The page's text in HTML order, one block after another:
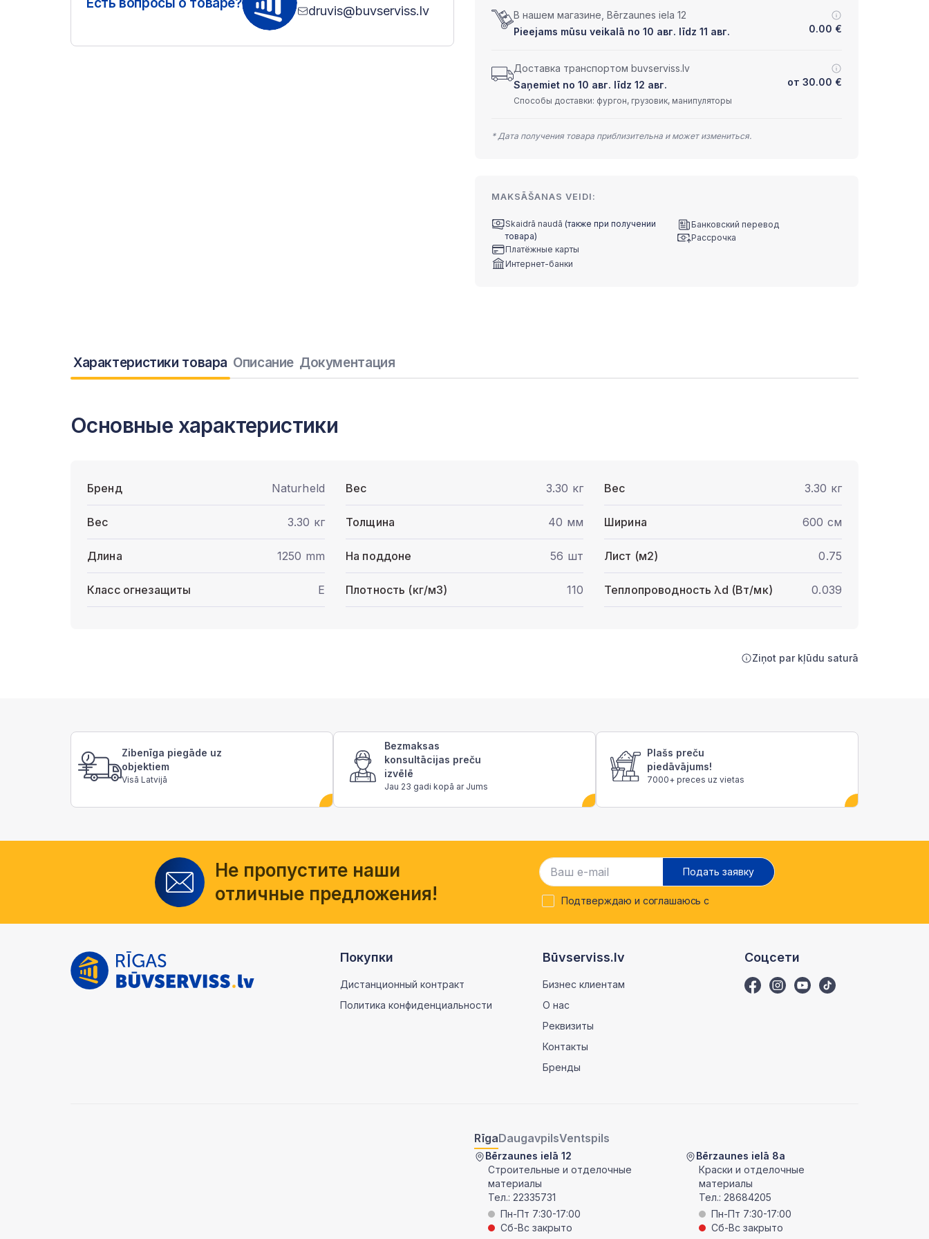
druvis@buvserviss.lv
В нашем магазине, Bērzaunes iela 12
Pieejams mūsu veikalā no 10 авг. līdz 11 авг.
0.00 €
Доставка транспортом buvserviss.lv
Saņemiet no 10 авг. līdz 12 авг.
от 30.00 €
Способы доставки: фургон, грузовик, манипуляторы
* Дата получения товара приблизительна и может измениться.
MAKSĀŠANAS VEIDI:
Skaidrā naudā (также при получении
товара)
Платёжные карты
Интернет-банки
Банковский перевод
Рассрочка
Характеристики товара Описание Документация
Основные характеристики
Бренд Naturheld Вес 3.30 кг Вес 3.30 кг
Вес 3.30 кг Толщина 40 мм Ширина 600 см
Длина 1250 mm На поддоне 56 шт Лист (м2) 0.75
Класс огнезащиты E Плотность (кг/м3) 110 Теплопроводность λd (Вт/мк) 0.039
Ziņot par kļūdu saturā
Zibenīga piegāde uz
objektiem
Visā Latvijā
Bezmaksas
konsultācijas preču
izvēlē
Jau 23 gadi kopā ar Jums
Plašs preču
piedāvājums!
7000+ preces uz vietas
Не пропустите наши
отличные предложения!
Подать заявку
Подтверждаю и соглашаюсь с
Покупки
Дистанционный контракт
Политика конфиденциальности
Būvserviss.lv
Бизнес клиентам
О нас
Реквизиты
Контакты
Бренды
Соцсети
RīgaDaugavpilsVentspils
Bērzaunes ielā 12
Строительные и отделочные
материалы
Тел.: 22335731
Пн-Пт 7:30-17:00
Сб-Вс закрыто
Bērzaunes ielā 8a
Краски и отделочные
материалы
Тел.: 28684205
Пн-Пт 7:30-17:00
Сб-Вс закрыто